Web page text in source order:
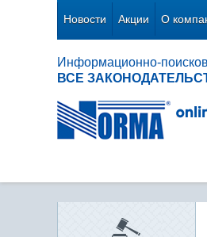
Новости Акции О
Информационно-
ВСЕ